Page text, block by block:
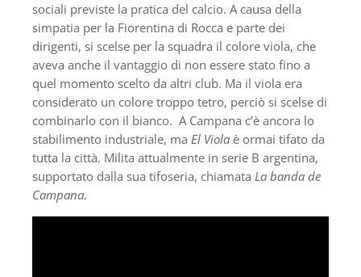
sociali previste la pratica del calcio. A causa della
simpatia per la Fiorentina di Rocca e parte dei
dirigenti, si scelse per la squadra il colore viola, che
aveva anche il vantaggio di non essere stato fino a
quel momento scelto da altri club. Ma il viola era
considerato un colore troppo tetro, perciò si scelse di
combinarlo con il bianco. A Campana c’è ancora lo
stabilimento industriale, ma El Viola è ormai tifato da
tutta la città. Milita attualmente in serie B argentina,
supportato dalla sua tifoseria, chiamata La banda de
Campana.